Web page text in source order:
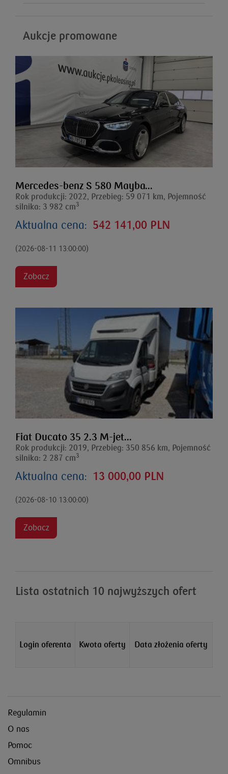
Aukcje promowane
Mercedes-benz S 580 Mayba...
Rok produkcji: 2022, Przebieg: 59 071 km, Pojemność
silnika: 3 982 cm3
Aktualna cena: 542 141,00 PLN
(2026-08-11 13:00:00)
Zobacz
Fiat Ducato 35 2.3 M-jet...
Rok produkcji: 2019, Przebieg: 350 856 km, Pojemność
silnika: 2 287 cm3
Aktualna cena: 13 000,00 PLN
(2026-08-10 13:00:00)
Zobacz
Lista ostatnich 10 najwyższych ofert
Login oferenta Kwota oferty Data złożenia oferty
Regulamin
O nas
Pomoc
Omnibus